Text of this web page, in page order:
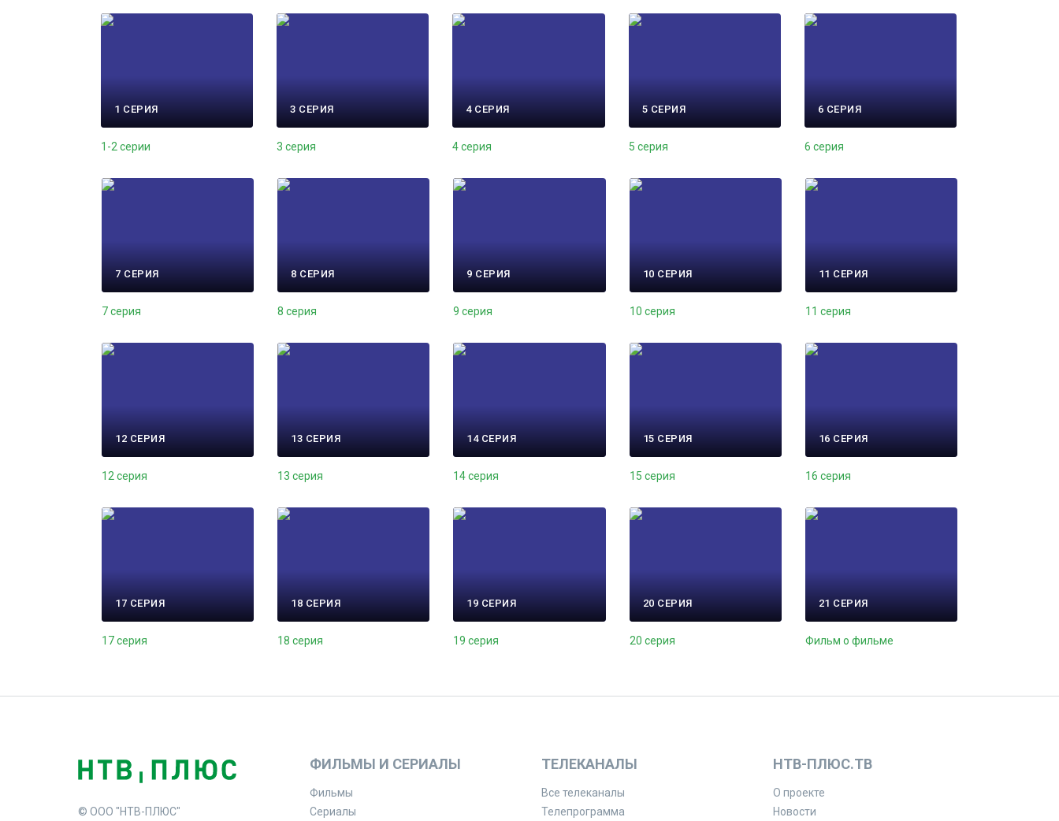
1 СЕРИЯ
1-2 серии
3 СЕРИЯ
3 серия
4 СЕРИЯ
4 серия
5 СЕРИЯ
5 серия
6 СЕРИЯ
6 серия
7 СЕРИЯ
7 серия
8 СЕРИЯ
8 серия
9 СЕРИЯ
9 серия
10 СЕРИЯ
10 серия
11 СЕРИЯ
11 серия
12 СЕРИЯ
12 серия
13 СЕРИЯ
13 серия
14 СЕРИЯ
14 серия
15 СЕРИЯ
15 серия
16 СЕРИЯ
16 серия
17 СЕРИЯ
17 серия
18 СЕРИЯ
18 серия
19 СЕРИЯ
19 серия
20 СЕРИЯ
20 серия
21 СЕРИЯ
Фильм о фильме
© ООО "НТВ-ПЛЮС"
ФИЛЬМЫ И СЕРИАЛЫ
Фильмы
Сериалы
ТЕЛЕКАНАЛЫ
Все телеканалы
Телепрограмма
НТВ-ПЛЮС.ТВ
О проекте
Новости